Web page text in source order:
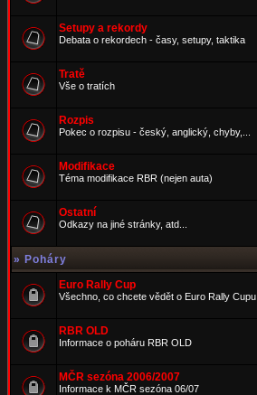
Setupy a rekordy
Debata o rekordech - časy, setupy, taktika
Tratě
Vše o tratích
Rozpis
Pokec o rozpisu - český, anglický, chyby,...
Modifikace
Téma modifikace RBR (nejen auta)
Ostatní
Odkazy na jiné stránky, atd...
» Poháry
Euro Rally Cup
Všechno, co chcete vědět o Euro Rally Cupu
RBR OLD
Informace o poháru RBR OLD
MČR sezóna 2006/2007
Informace k MČR sezóna 06/07